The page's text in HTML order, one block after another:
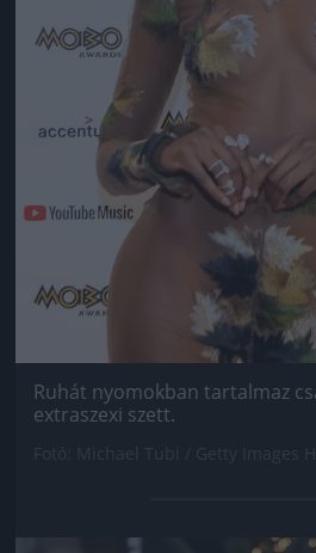
Ruhát nyomokban tartalmaz
extraszexi szett.